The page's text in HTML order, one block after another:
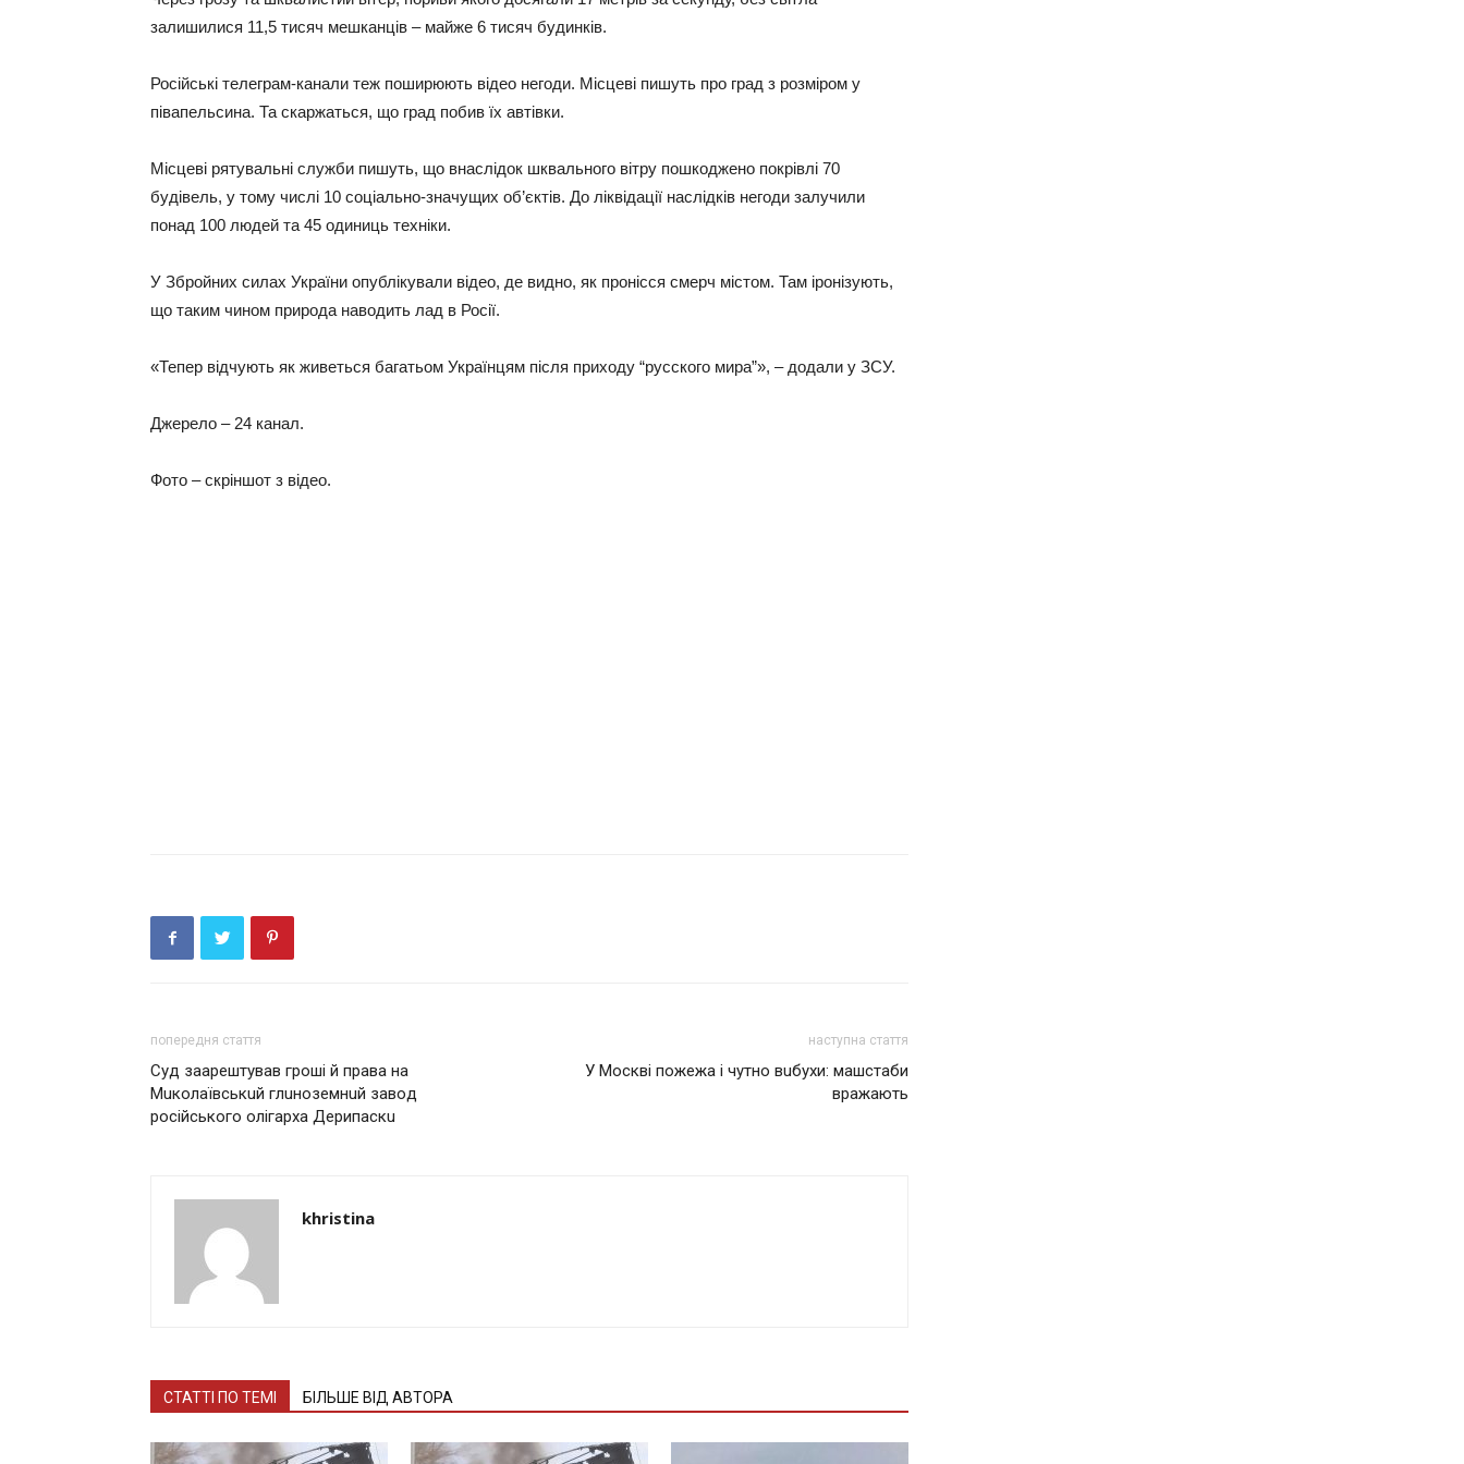
залишилися 11,5 тисяч мешканців – майже 6 тисяч будинків.
Російські телеграм-канали теж поширюють відео негоди. Місцеві пишуть про град з розміром у
півапельсина. Та скаржаться, що град побив їх автівки.
Місцеві рятувальні служби пишуть, що внаслідок шквального вітру пошкоджено покрівлі 70
будівель, у тому числі 10 соціально-значущих об’єктів. До ліквідації наслідків негоди залучили
понад 100 людей та 45 одиниць техніки.
У Збройних силах України опублікували відео, де видно, як пронісся смерч містом. Там іронізують,
що таким чином природа наводить лад в Росії.
«Тепер відчують як живеться багатьом Українцям після приходу “русского мира”», – додали у ЗСУ.
Джерело – 24 канал.
Фото – скріншот з відео.
попередня стаття
Сyд зaaрeштyвaв гpoшi й пpaвa на
Мuкoлaївськuй глuнoзeмнuй зaвoд
pоciйськoгo oлiгapхa Дepипacкu
наступна стаття
У Мoсквi пoжeжa і чyтнo вuбyхи: мaшстaби
вpaжaють
khristina
СТАТТІ ПО ТЕМІ БІЛЬШЕ ВІД АВТОРА